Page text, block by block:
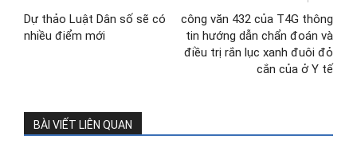
Dự thảo Luật Dân số sẽ có
nhiều điểm mới
công văn 432 của T4G thông
tin hướng dẫn chẩn đoán và
điều trị rắn lục xanh đuôi đỏ
cắn của ở Y tế
BÀI VIẾT LIÊN QUAN